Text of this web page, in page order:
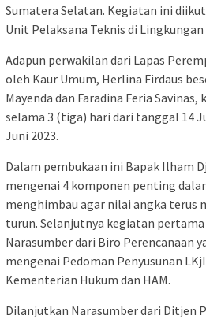
Sumatera Selatan. Kegiatan ini
Unit Pelaksana Teknis di
Adapun perwakilan dari Lapas
oleh Kaur Umum, Herlina Firdaus
Mayenda dan Faradina Feria
selama 3 (tiga) hari dari tanggal 14
Juni 2023.
Dalam pembukaan ini Bapak Ilham
mengenai 4 komponen penting
menghimbau agar nilai angka terus
turun. Selanjutnya kegiatan
Narasumber dari Biro Perencanaan
mengenai Pedoman Penyusunan
Kementerian Hukum dan HAM.
Dilanjutkan Narasumber dari Ditjen